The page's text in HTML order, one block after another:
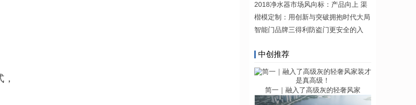
2018净水器市场风向标：产品向上 渠
楷模定制：用创新与突破拥抱时代大局
智能门品牌三得利防盗门更安全的入
中创推荐
简一｜融入了高级灰的轻奢风家